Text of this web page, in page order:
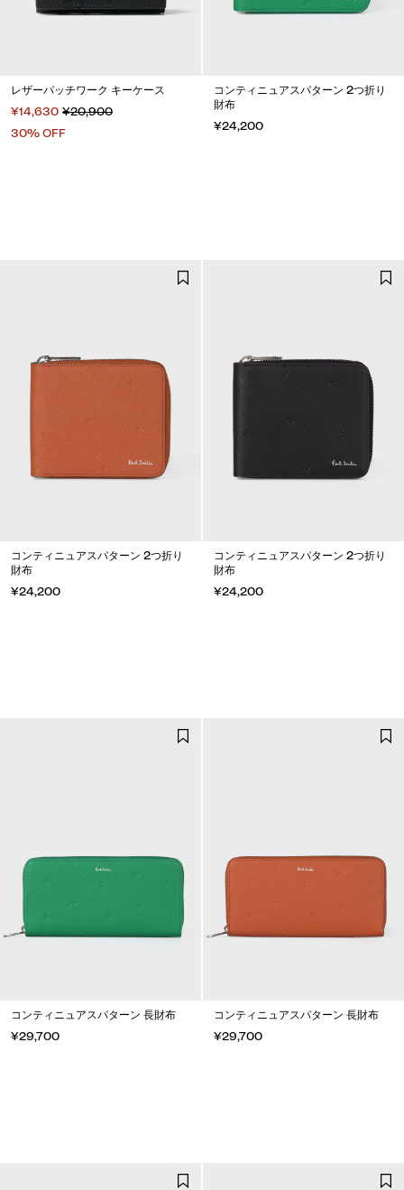
レザーパッチワーク キーケース
¥14,630 ¥20,900
30% OFF
コンティニュアスパターン 2つ折り
財布
¥24,200
コンティニュアスパターン 2つ折り
財布
¥24,200
コンティニュアスパターン 2つ折り
財布
¥24,200
コンティニュアスパターン 長財布
¥29,700
コンティニュアスパターン 長財布
¥29,700